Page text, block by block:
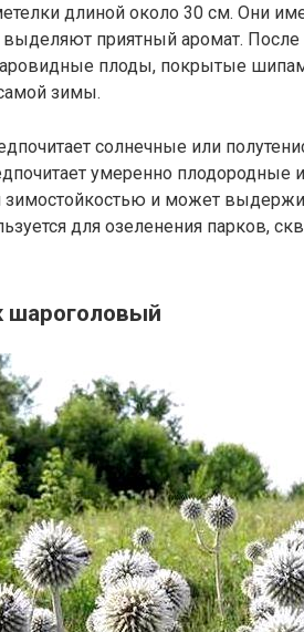
длиной около 30 см. Они
приятный аромат. После
плоды, покрытые
зимы.
солнечные или
умеренно
зимостойкостью и может
для озеленения парков,
шароголовый